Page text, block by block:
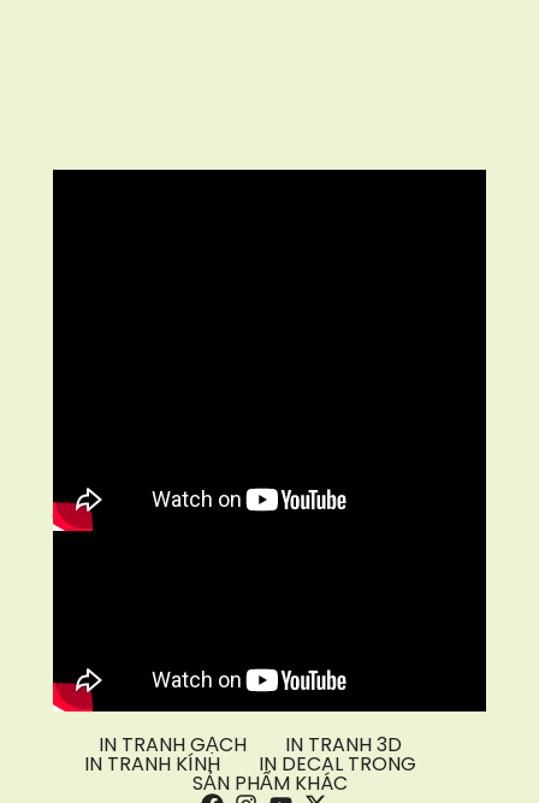
IN TRANH GẠCH IN TRANH 3D
IN TRANH KÍNH IN DECAL TRONG
SẢN PHẨM KHÁC